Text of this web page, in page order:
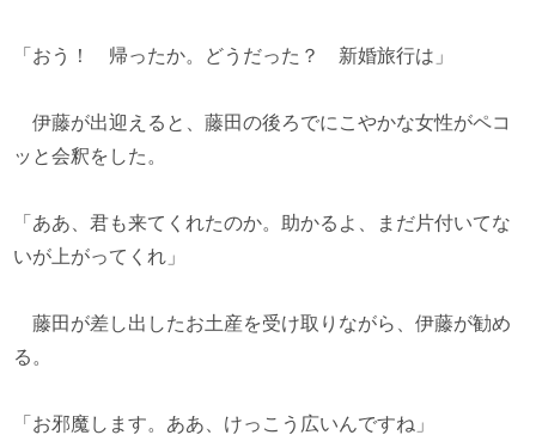
「おう！ 帰ったか。どうだった？ 新婚旅行は」
伊藤が出迎えると、藤田の後ろでにこやかな女性がペコ
ッと会釈をした。
「ああ、君も来てくれたのか。助かるよ、まだ片付いてな
いが上がってくれ」
藤田が差し出したお土産を受け取りながら、伊藤が勧め
る。
「お邪魔します。ああ、けっこう広いんですね」